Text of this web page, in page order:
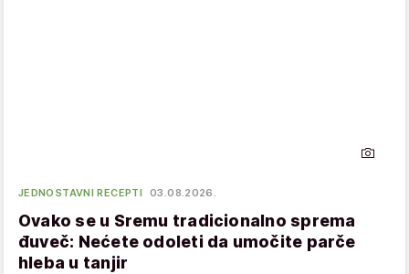
JEDNOSTAVNI RECEPTI 03.08.2026.
Ovako se u Sremu tradicionalno sprema
đuveč: Nećete odoleti da umočite parče
hleba u tanjir